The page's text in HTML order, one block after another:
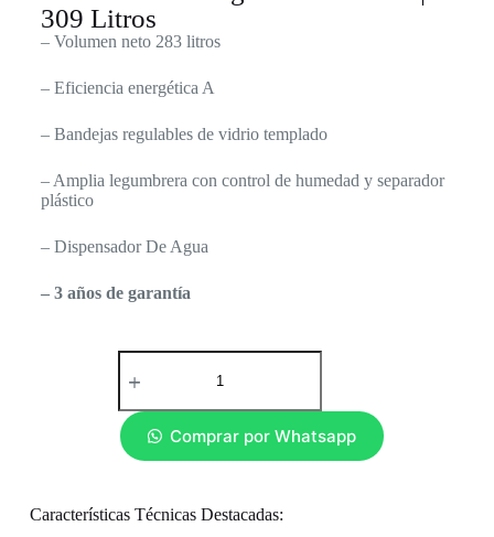
309 Litros
– Volumen neto 283litros
– Eficiencia energética A
– Bandejas regulables de vidrio templado
– Amplia legumbrera con control de humedad y separador
plástico
– Dispensador De Agua
– 3 años de garantía
Comprar por Whatsapp
Características Técnicas Destacadas: